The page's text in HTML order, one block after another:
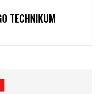
TECHNIKUM